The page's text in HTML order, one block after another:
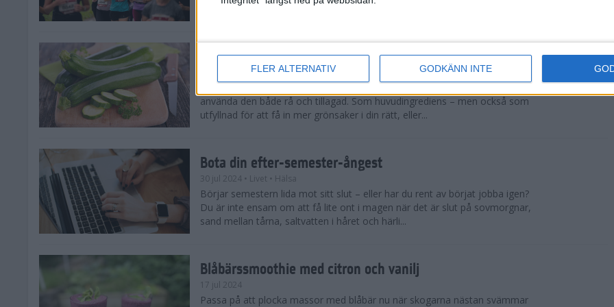
FLER ALTERNATIV GODKÄNN INTE
tips både till dig som satsar på ett rejält pers och t...
Enkla och goda zucchinirecept
• Livet• Recept
använda den både rå och tillagad. Som huvudingrediens – men också som
utfyllnad för att få in mer grönsaker i din rätt, eller...
Bota din efter-semester-ångest
30 jul 2024 • Livet • Hälsa
Börjar semestern lida mot sitt slut – eller har du rent av börjat jobba igen?
Du är inte ensam om att få lite ont i magen när det är slut på sovmorgnar,
sand mellan tårna, saltvatten i håret och härli...
Blåbärssmoothie med citron och vanilj
17 jul 2024
Passa på att plocka massor med blåbär nu när skogarna nästan svämmar